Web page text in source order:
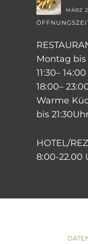
MÄRZ
Montag
11:30–
18:00–
Warme
bis
HOTEL/
8:00-22.00